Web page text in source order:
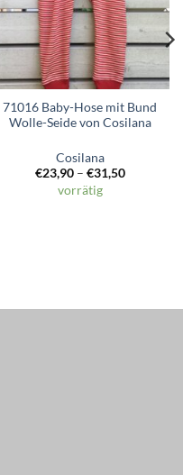
71016 Baby-Hose mit Bund
Wolle-Seide von Cosilana
Cosilana
€23,90– €31,50
vorrätig